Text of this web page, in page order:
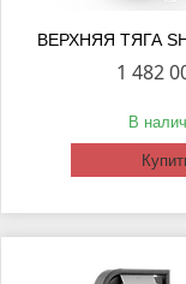
ВЕРХНЯЯ ТЯГА
1 482
В